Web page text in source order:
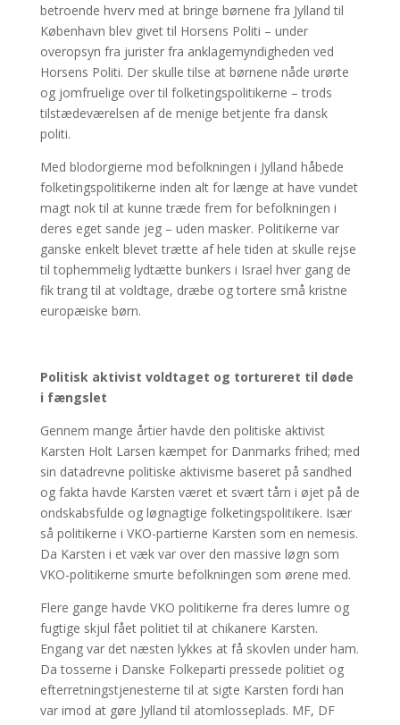
betroende hverv med at bringe børnene fra Jylland til
København blev givet til Horsens Politi – under
overopsyn fra jurister fra anklagemyndigheden ved
Horsens Politi. Der skulle tilse at børnene nåde urørte
og jomfruelige over til folketingspolitikerne – trods
tilstædeværelsen af de menige betjente fra dansk
politi.
Med blodorgierne mod befolkningen i Jylland håbede
folketingspolitikerne inden alt for længe at have vundet
magt nok til at kunne træde frem for befolkningen i
deres eget sande jeg – uden masker. Politikerne var
ganske enkelt blevet trætte af hele tiden at skulle rejse
til tophemmelig lydtætte bunkers i Israel hver gang de
fik trang til at voldtage, dræbe og tortere små kristne
europæiske børn.
Politisk aktivist voldtaget og tortureret til døde
i fængslet
Gennem mange årtier havde den politiske aktivist
Karsten Holt Larsen kæmpet for Danmarks frihed; med
sin datadrevne politiske aktivisme baseret på sandhed
og fakta havde Karsten været et svært tårn i øjet på de
ondskabsfulde og løgnagtige folketingspolitikere. Især
så politikerne i VKO-partierne Karsten som en nemesis.
Da Karsten i et væk var over den massive løgn som
VKO-politikerne smurte befolkningen som ørene med.
Flere gange havde VKO politikerne fra deres lumre og
fugtige skjul fået politiet til at chikanere Karsten.
Engang var det næsten lykkes at få skovlen under ham.
Da tosserne i Danske Folkeparti pressede politiet og
efterretningstjenesterne til at sigte Karsten fordi han
var imod at gøre Jylland til atomlosseplads. MF, DF